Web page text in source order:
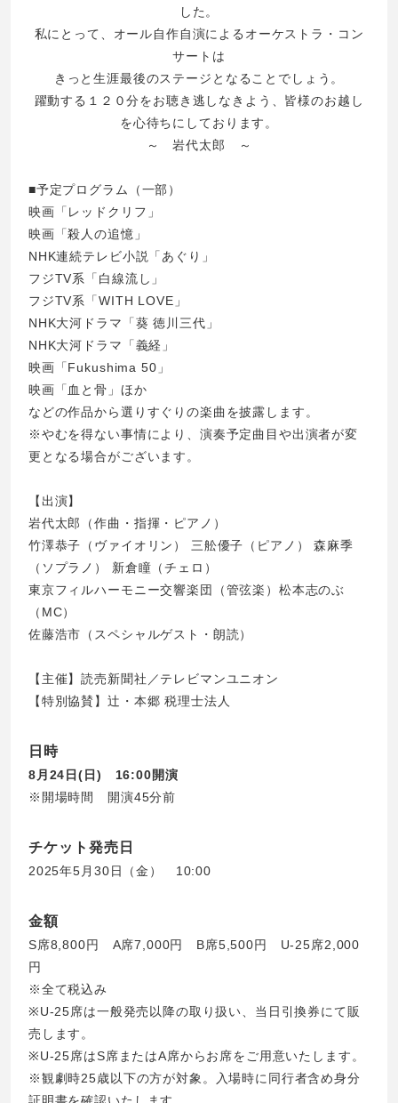
した。
私にとって、オール自作自演によるオーケストラ・コン
サートは
きっと生涯最後のステージとなることでしょう。
躍動する１２０分をお聴き逃しなきよう、皆様のお越し
を心待ちにしております。
～ 岩代太郎 ～
■予定プログラム（一部）
映画「レッドクリフ」
映画「殺人の追憶」
NHK連続テレビ小説「あぐり」
フジTV系「白線流し」
フジTV系「WITH LOVE」
NHK大河ドラマ「葵 徳川三代」
NHK大河ドラマ「義経」
映画「Fukushima 50」
映画「血と骨」ほか
などの作品から選りすぐりの楽曲を披露します。
※やむを得ない事情により、演奏予定曲目や出演者が変
更となる場合がございます。
【出演】
岩代太郎（作曲・指揮・ピアノ）
竹澤恭子（ヴァイオリン） 三舩優子（ピアノ） 森麻季
（ソプラノ） 新倉瞳（チェロ）
東京フィルハーモニー交響楽団（管弦楽）松本志のぶ
（MC）
佐藤浩市（スペシャルゲスト・朗読）
【主催】読売新聞社／テレビマンユニオン
【特別協賛】辻󠄀・本郷 税理士法人
日時
8月24日(日) 16:00開演
※開場時間 開演45分前
チケット発売日
2025年5月30日（金） 10:00
金額
S席8,800円 A席7,000円 B席5,500円 U-25席2,000
円
※全て税込み
※U-25席は一般発売以降の取り扱い、当日引換券にて販
売します。
※U-25席はS席またはA席からお席をご用意いたします。
※観劇時25歳以下の方が対象。入場時に同行者含め身分